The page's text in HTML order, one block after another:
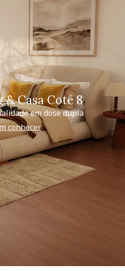
Casa Coté 8
em dose dupla
conhecer